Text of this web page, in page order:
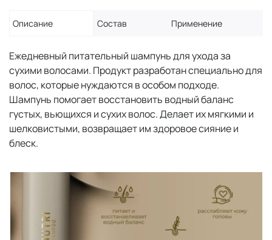
Описание Состав Применение
Ежедневный питательный шампунь для ухода за
сухими волосами. Продукт разработан специально для
волос, которые нуждаются в особом подходе.
Шампунь помогает восстановить водный баланс
густых, вьющихся и сухих волос. Делает их мягкими и
шелковистыми, возвращает им здоровое сияние и
блеск.